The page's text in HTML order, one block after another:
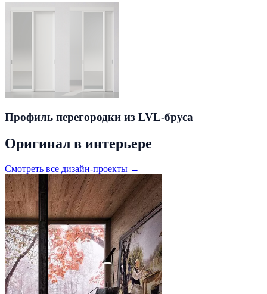
Профиль перегородки из LVL-бруса
Оригинал в интерьере
Смотреть все дизайн-проекты →